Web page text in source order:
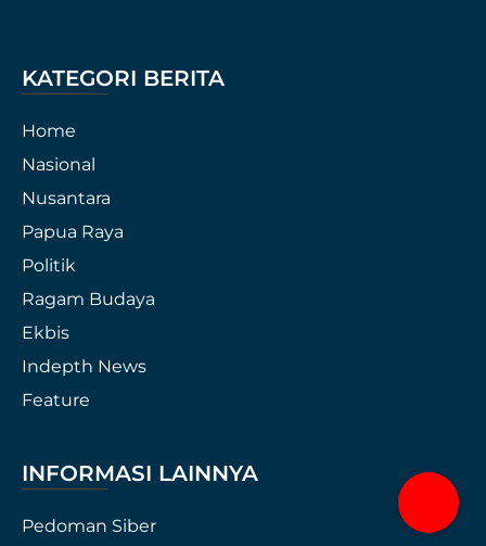
KATEGORI BERITA
Home
Nasional
Nusantara
Papua Raya
Politik
Ragam Budaya
Ekbis
Indepth News
Feature
INFORMASI LAINNYA
Pedoman Siber